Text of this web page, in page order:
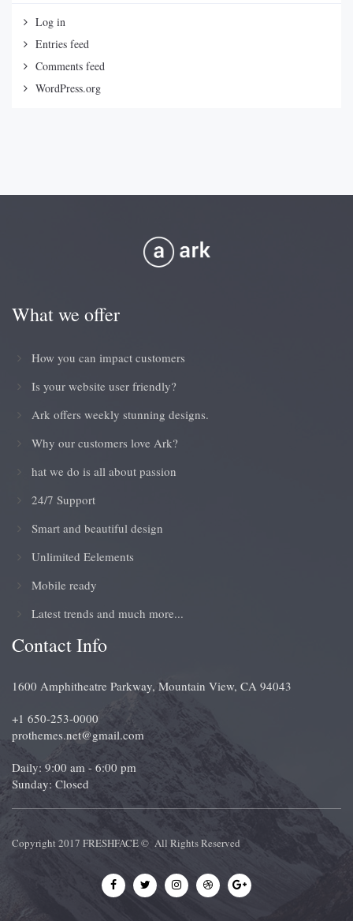
Log in
Entries feed
Comments feed
WordPress.org
What we offer
How you can impact customers
Is your website user friendly?
Ark offers weekly stunning designs.
Why our customers love Ark?
hat we do is all about passion
24/7 Support
Smart and beautiful design
Unlimited Eelements
Mobile ready
Latest trends and much more...
Contact Info
1600 Amphitheatre Parkway, Mountain View, CA 94043
+1 650-253-0000
prothemes.net@gmail.com
Daily: 9:00 am - 6:00 pm
Sunday: Closed
Copyright 2017 FRESHFACE© All Rights Reserved